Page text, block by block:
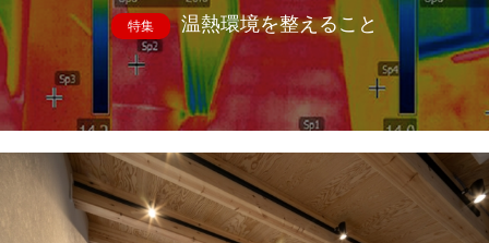
特集 温熱環境を整えること